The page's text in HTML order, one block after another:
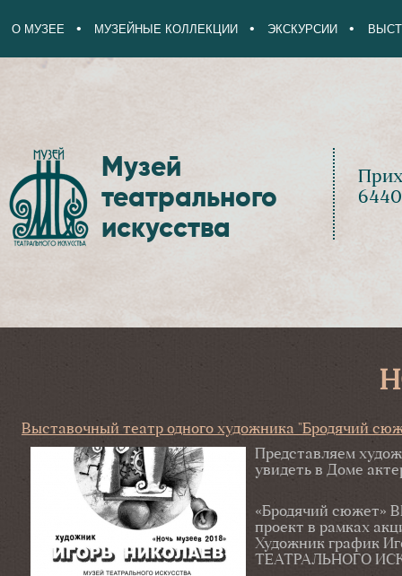
О МУЗЕЕ МУЗЕЙНЫЕ КОЛЛЕКЦИИ ЭКСКУРСИИ
Музей
театрального
искусства
Выставочный театр одного художника "Бродячий
Представляем
увидеть в Доме
«Бродячий
проект в рамках
Художник график
ТЕАТРАЛЬНОГО